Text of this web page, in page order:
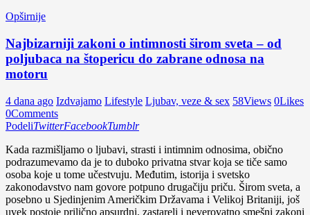
Opširnije
Najbizarniji zakoni o intimnosti širom sveta – od
poljubaca na štopericu do zabrane odnosa na
motoru
4 dana ago Izdvajamo Lifestyle Ljubav, veze & sex 58Views 0Likes
0Comments
PodeliTwitterFacebookTumblr
Kada razmišljamo o ljubavi, strasti i intimnim odnosima, obično
podrazumevamo da je to duboko privatna stvar koja se tiče samo
osoba koje u tome učestvuju. Međutim, istorija i svetsko
zakonodavstvo nam govore potpuno drugačiju priču. Širom sveta, a
posebno u Sjedinjenim Američkim Državama i Velikoj Britaniji, još
uvek postoje prilično apsurdni, zastareli i neverovatno smešni zakoni